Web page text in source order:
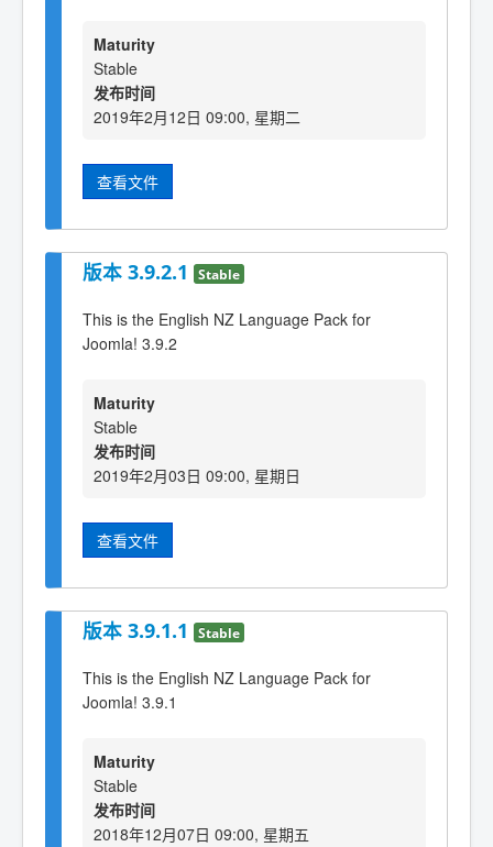
Maturity
Stable
发布时间
2019年2月12日 09:00, 星期二
查看文件
版本 3.9.2.1 Stable
This is the English NZ Language Pack for
Joomla! 3.9.2
Maturity
Stable
发布时间
2019年2月03日 09:00, 星期日
查看文件
版本 3.9.1.1 Stable
This is the English NZ Language Pack for
Joomla! 3.9.1
Maturity
Stable
发布时间
2018年12月07日 09:00, 星期五